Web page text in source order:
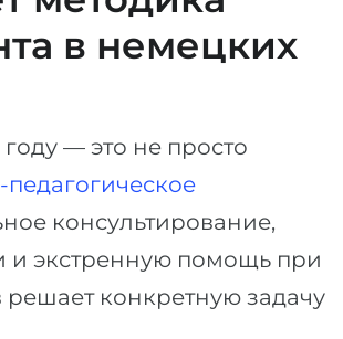
в немецких
— это не просто
консультирование,
и экстренную помощь при
решает конкретную задачу